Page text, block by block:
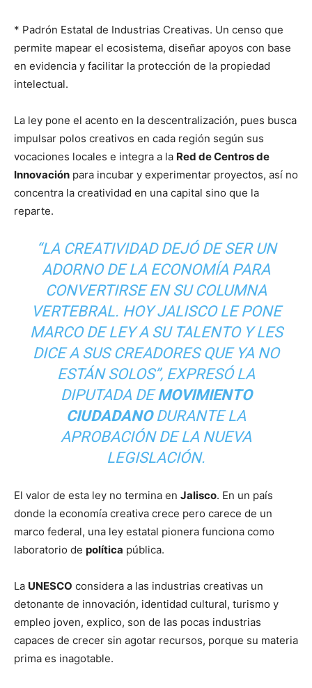
* Padrón Estatal de Industrias Creativas. Un censo que
permite mapear el ecosistema, diseñar apoyos con base
en evidencia y facilitar la protección de la propiedad
intelectual.
La ley pone el acento en la descentralización, pues busca
impulsar polos creativos en cada región según sus
vocaciones locales e integra a la Red de Centros de
Innovación para incubar y experimentar proyectos, así no
concentra la creatividad en una capital sino que la
reparte.
“LA CREATIVIDAD DEJÓ DE SER UN
ADORNO DE LA ECONOMÍA PARA
CONVERTIRSE EN SU COLUMNA
VERTEBRAL. HOY JALISCO LE PONE
MARCO DE LEY A SU TALENTO Y LES
DICE A SUS CREADORES QUE YA NO
ESTÁN SOLOS”, EXPRESÓ LA
DIPUTADA DEMOVIMIENTO
CIUDADANODURANTE LA
APROBACIÓN DE LA NUEVA
LEGISLACIÓN.
El valor de esta ley no termina en Jalisco. En un país
donde la economía creativa crece pero carece de un
marco federal, una ley estatal pionera funciona como
laboratorio de política pública.
La UNESCO considera a las industrias creativas un
detonante de innovación, identidad cultural, turismo y
empleo joven, explico, son de las pocas industrias
capaces de crecer sin agotar recursos, porque su materia
prima es inagotable.